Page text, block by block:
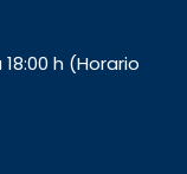
h (Horario